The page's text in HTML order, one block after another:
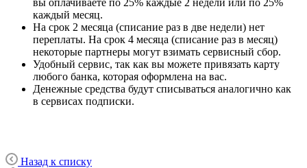
каждый месяц.
На срок 2 месяца (списание раз в две недели) нет
переплаты. На срок 4 месяца (списание раз в месяц)
некоторые партнеры могут взимать сервисный сбор.
Удобный сервис, так как вы можете привязать карту
любого банка, которая оформлена на вас.
Денежные средства будут списываться аналогично как
в сервисах подписки.
Назад к списку